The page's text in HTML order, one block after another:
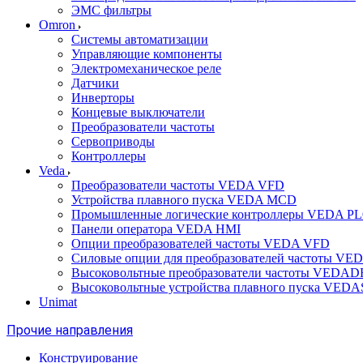
ЭМС фильтры
Omron
Системы автоматизации
Управляющие компоненты
Электромеханическое реле
Датчики
Инверторы
Концевые выключатели
Преобразователи частоты
Сервоприводы
Контроллеры
Veda
Преобразователи частоты VEDA VFD
Устройства плавного пуска VEDA MCD
Промышленные логические контроллеры VEDA
Панели оператора VEDA HMI
Опции преобразователей частоты VEDA VFD
Силовые опции для преобразователей частоты
Высоковольтные преобразователи частоты
Высоковольтные устройства плавного пуска
Unimat
Прочие направления
Конструирование